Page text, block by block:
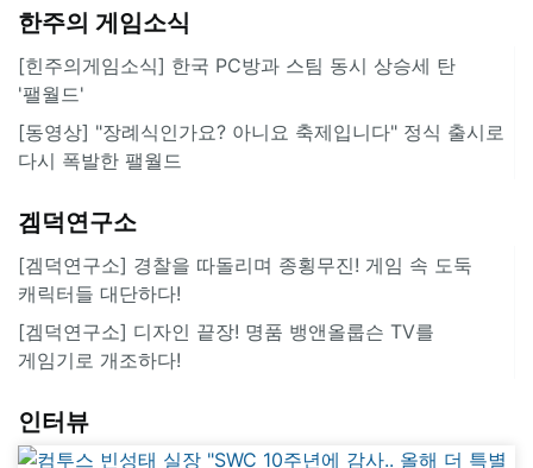
한주의 게임소식
[힌주의게임소식] 한국 PC방과 스팀 동시 상승세 탄
'팰월드'
[동영상] "장례식인가요? 아니요 축제입니다" 정식 출시로
다시 폭발한 팰월드
겜덕연구소
[겜덕연구소] 경찰을 따돌리며 종횡무진! 게임 속 도둑
캐릭터들 대단하다!
[겜덕연구소] 디자인 끝장! 명품 뱅앤올룹슨 TV를
게임기로 개조하다!
인터뷰